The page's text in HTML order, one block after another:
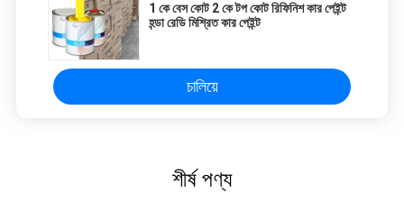
1 কে বেস কোট 2 কে টপ কোট রিফিনিশ কার পেইন্ট
হন্ডা রেডি মিশ্রিত কার পেইন্ট
চালিয়ে
শীর্ষ পণ্য